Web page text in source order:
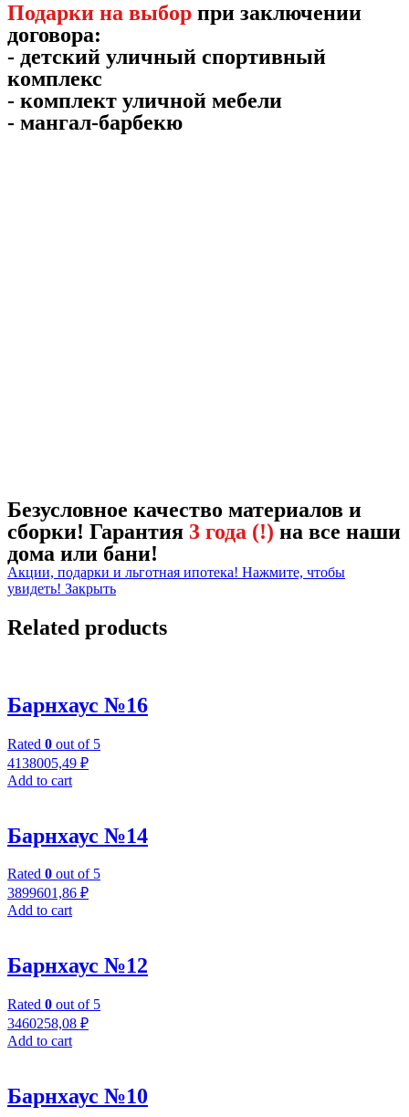
Подарки на выбор при заключении
договора:
- детский уличный спортивный
комплекс
- комплект уличной мебели
- мангал-барбекю
Безусловное качество материалов и
сборки! Гарантия 3 года (!) на все наши
дома или бани!
Акции, подарки и льготная ипотека! Нажмите, чтобы
увидеть! Закрыть
Related products
Барнхаус №16
Rated 0 out of 5
4138005,49 ₽
Add to cart
Барнхаус №14
Rated 0 out of 5
3899601,86 ₽
Add to cart
Барнхаус №12
Rated 0 out of 5
3460258,08 ₽
Add to cart
Барнхаус №10